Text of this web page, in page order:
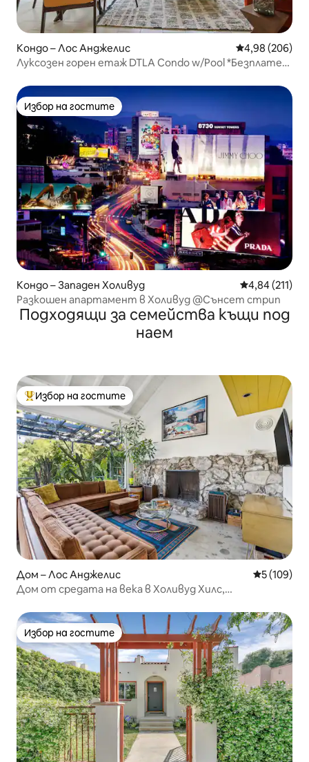
Кондо – Лос Анджелис Средна
4,98 (206)
Луксозен горен етаж DTLA Condo w/Pool *Безплатен
Избор на гостите
Избор на гостите
Кондо – Западен Холивуд Средна
4,84 (211)
Разкошен апартамент в Холивуд @Сънсет стрип
Подходящи за семейства къщи под
наем
Най-популярен избор на гостите
Избор на гостите
Дом – Лос Анджелис Средна
5 (109)
Дом от средата на века в Холивуд Хилс,
Избор на гостите
Избор на гостите